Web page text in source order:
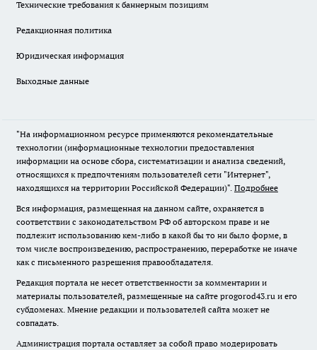
Технические требования к баннерным позициям
Редакционная политика
Юридическая информация
Выходные данные
"На информационном ресурсе применяются рекомендательные
технологии (информационные технологии предоставления
информации на основе сбора, систематизации и анализа сведений,
относящихся к предпочтениям пользователей сети "Интернет",
находящихся на территории Российской Федерации)". Подробнее
Вся информация, размещенная на данном сайте, охраняется в
соответствии с законодательством РФ об авторском праве и не
подлежит использованию кем-либо в какой бы то ни было форме, в
том числе воспроизведению, распространению, переработке не иначе
как с письменного разрешения правообладателя.
Редакция портала не несет ответственности за комментарии и
материалы пользователей, размещенные на сайте progorod43.ru и его
субдоменах. Мнение редакции и пользователей сайта может не
совпадать.
Администрация портала оставляет за собой право модерировать